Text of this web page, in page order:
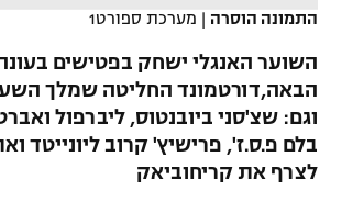
ברחבה
הפועל תל אביב
הפועל חיפה
הפועל באר שבע
מכבי נתניה
ליגה סינית
ליגה ברזילאית
דני אבדיה
ג'ודו
ספורט אולימפי
התמונה הוסרה | מערכת ספורט1
השוער האנגלי ישחק בפטישים
הבאה,דורטמונד החליטה שמלך
וגם: שצ'סני ביובנטוס, ליברפול
בלם פ.ס.ז', פרישיץ' קרוב ליונייטד
לצרף את קריחוביאק